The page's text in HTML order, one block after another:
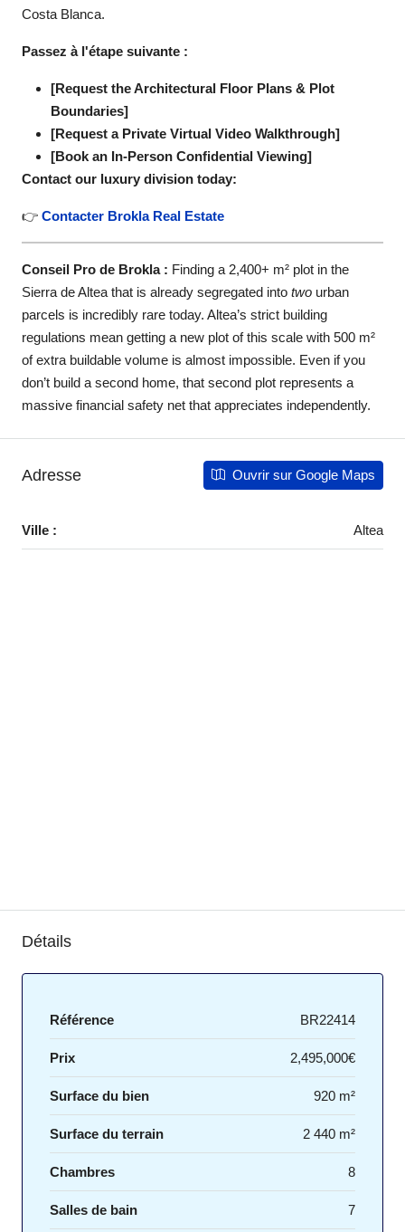
Costa Blanca.
Passez à l'étape suivante :
[Request the Architectural Floor Plans & Plot
Boundaries]
[Request a Private Virtual Video Walkthrough]
[Book an In-Person Confidential Viewing]
Contact our luxury division today:
👉 Contacter Brokla Real Estate
Conseil Pro de Brokla : Finding a 2,400+ m² plot in the
Sierra de Altea that is already segregated into two urban
parcels is incredibly rare today. Altea’s strict building
regulations mean getting a new plot of this scale with 500 m²
of extra buildable volume is almost impossible. Even if you
don’t build a second home, that second plot represents a
massive financial safety net that appreciates independently.
Adresse Ouvrir sur Google Maps
Ville : Altea
Détails
Référence BR22414
Prix 2,495,000€
Surface du bien 920 m²
Surface du terrain 2 440 m²
Chambres 8
Salles de bain 7